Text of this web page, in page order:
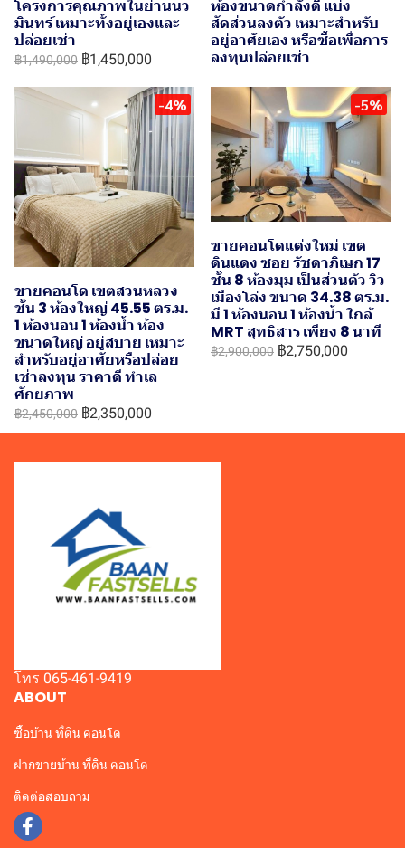
โครงการคุณภาพในย่านนว
มินทร์ เหมาะทั้งอยู่เองและ
ปล่อยเช่า
฿1,490,000 ฿1,450,000
ห้องขนาดกำลังดี แบ่ง
สัดส่วนลงตัว เหมาะสำหรับ
อยู่อาศัยเอง หรือซื้อเพื่อการ
ลงทุนปล่อยเช่า
-4%
ขายคอนโด เขตสวนหลวง
ชั้น 3 ห้องใหญ่ 45.55 ตร.ม.
1 ห้องนอน 1 ห้องน้ำ ห้อง
ขนาดใหญ่ อยู่สบาย เหมาะ
สำหรับอยู่อาศัยหรือปล่อย
เช่าลงทุน ราคาดี ทำเล
ศักยภาพ
฿2,450,000 ฿2,350,000
-5%
ขายคอนโดแต่งใหม่ เขต
ดินแดง ซอย รัชดาภิเษก 17
ชั้น 8 ห้องมุม เป็นส่วนตัว วิว
เมืองโล่ง ขนาด 34.38 ตร.ม.
มี 1 ห้องนอน 1 ห้องน้ำ ใกล้
MRT สุทธิสาร เพียง 8 นาที
฿2,900,000 ฿2,750,000
โทร 065-461-9419
ABOUT
ซื้อบ้าน ที่ดิน คอนโด
ฝากขายบ้าน ที่ดิน คอนโด
ติดต่อสอบถาม